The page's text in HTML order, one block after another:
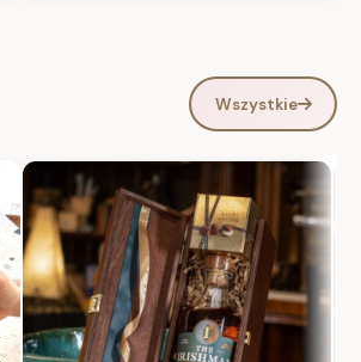
Wszystkie